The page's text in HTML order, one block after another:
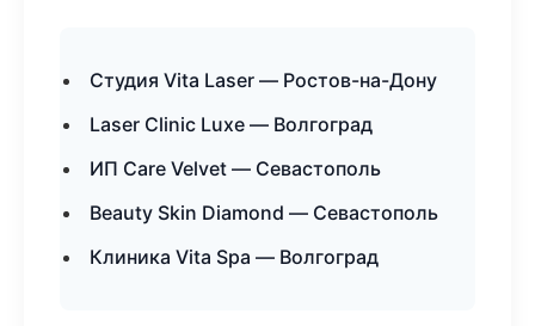
Студия Vita Laser — Ростов-на-Дону
Laser Clinic Luxe — Волгоград
ИП Care Velvet — Севастополь
Beauty Skin Diamond — Севастополь
Клиника Vita Spa — Волгоград